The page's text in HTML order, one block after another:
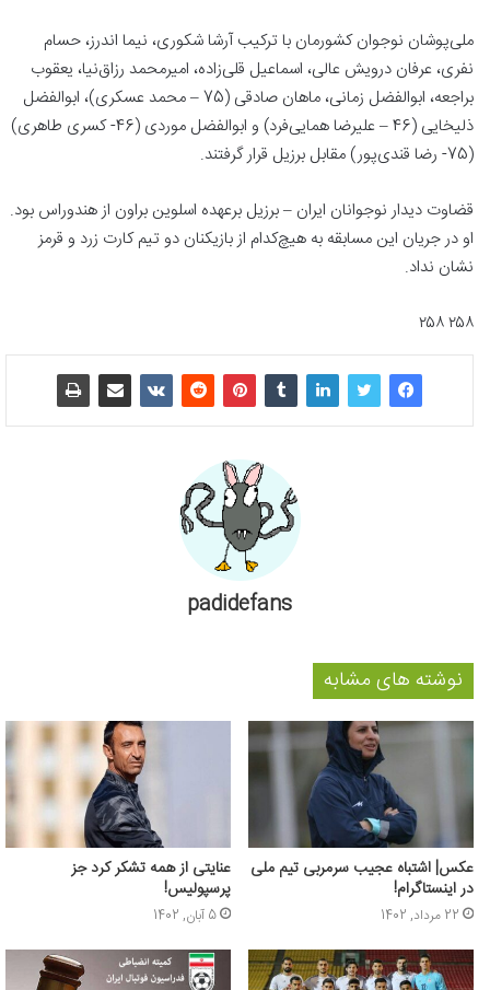
ملی‌پوشان نوجوان کشورمان با ترکیب آرشا شکوری، نیما اندرز، حسام
نفری، عرفان درویش عالی، اسماعیل قلی‌زاده، امیرمحمد رزاق‌نیا، یعقوب
براجعه، ابوالفضل زمانی، ماهان صادقی (75 – محمد عسکری)، ابوالفضل
ذلیخایی (46 – علیرضا همایی‌فرد) و ابوالفضل موردی (46- کسری طاهری)
(75- رضا قندی‌پور) مقابل برزیل قرار گرفتند.
قضاوت دیدار نوجوانان ایران – برزیل برعهده اسلوین براون از هندوراس بود.
او در جریان این مسابقه به هیچ‌کدام از بازیکنان دو تیم کارت زرد و قرمز
نشان نداد.
۲۵۸ ۲۵۸
padidefans
نوشته های مشابه
عکس| اشتباه عجیب سرمربی تیم ملی
در اینستاگرام!
22 مرداد, 1402
عنایتی از همه تشکر کرد جز
پرسپولیس!
5 آبان, 1402